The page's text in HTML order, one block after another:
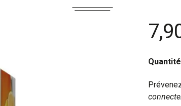
Quantité